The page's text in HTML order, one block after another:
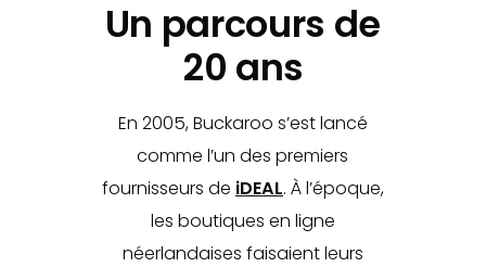
Un parcours de
20 ans
En 2005, Buckaroo s’est lancé
comme l’un des premiers
fournisseurs de iDEAL. À l’époque,
les boutiques en ligne
néerlandaises faisaient leurs